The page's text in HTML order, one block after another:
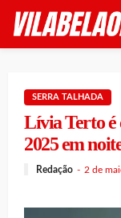
SERRA TALHADA
Lívia Terto é
2025 em
Redação 2 de